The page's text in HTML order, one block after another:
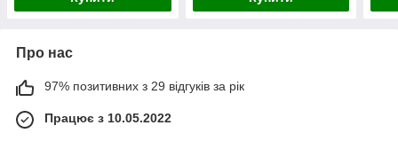
Про нас
97% позитивних з 29 відгуків за рік
Працює з 10.05.2022